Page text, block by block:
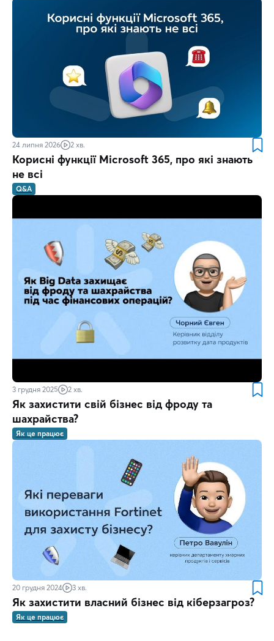
24 липня 2026 2 хв.
Корисні функції Microsoft 365, про які знають
не всі
Q&A
3 грудня 2025 2 хв.
Як захистити свій бізнес від фроду та
шахрайства?
Як це працює
20 грудня 2024 3 хв.
Як захистити власний бізнес від кіберзагроз?
Як це працює